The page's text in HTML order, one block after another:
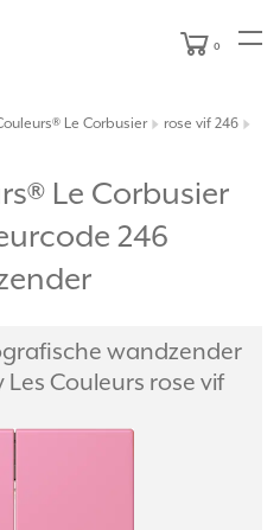
0
Le Corbusier rose vif 246
Le Corbusier
246
wandzender
Couleurs rose vif